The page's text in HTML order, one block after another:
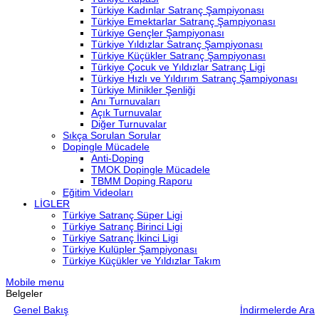
Türkiye Kadınlar Satranç Şampiyonası
Türkiye Emektarlar Satranç Şampiyonası
Türkiye Gençler Şampiyonası
Türkiye Yıldızlar Satranç Şampiyonası
Türkiye Küçükler Satranç Şampiyonası
Türkiye Çocuk ve Yıldızlar Satranç Ligi
Türkiye Hızlı ve Yıldırım Satranç Şampiyonası
Türkiye Minikler Şenliği
Anı Turnuvaları
Açık Turnuvalar
Diğer Turnuvalar
Sıkça Sorulan Sorular
Dopingle Mücadele
Anti-Doping
TMOK Dopingle Mücadele
TBMM Doping Raporu
Eğitim Videoları
LİGLER
Türkiye Satranç Süper Ligi
Türkiye Satranç Birinci Ligi
Türkiye Satranç İkinci Ligi
Türkiye Kulüpler Şampiyonası
Türkiye Küçükler ve Yıldızlar Takım
Mobile menu
Belgeler
Genel Bakış
İndirmelerde Ara